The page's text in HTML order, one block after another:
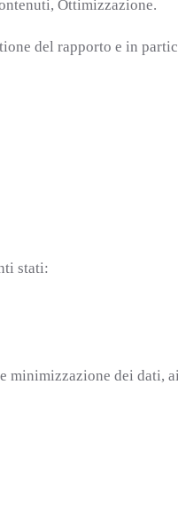
Ottimizzazione.
del rapporto e in
stati:
dei dati,